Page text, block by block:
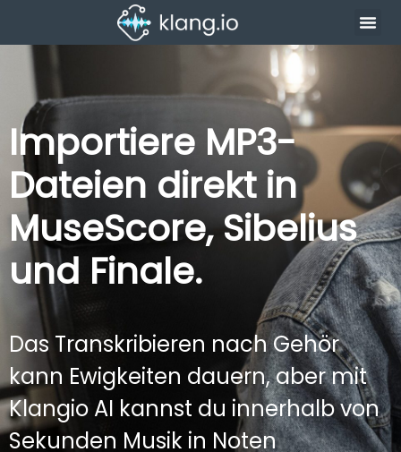
Importiere MP3-
Dateien direkt in
MuseScore, Sibelius
und Finale.
Das Transkribieren nach Gehör
kann Ewigkeiten dauern, aber mit
Klangio AI kannst du innerhalb von
Sekunden Musik in Noten